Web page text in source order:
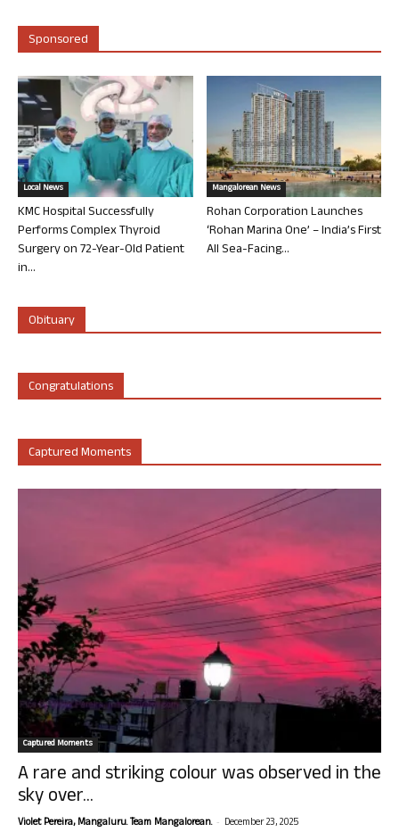
Sponsored
Local News
KMC Hospital Successfully
Performs Complex Thyroid
Surgery on 72-Year-Old Patient
in...
Mangalorean News
Rohan Corporation Launches
‘Rohan Marina One’ – India’s First
All Sea-Facing...
Obituary
Congratulations
Captured Moments
Captured Moments
A rare and striking colour was observed in the
sky over...
Violet Pereira, Mangaluru. Team Mangalorean. - December 23, 2025